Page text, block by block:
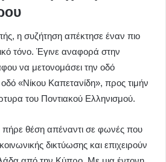
η συζήτηση απέκτησε έναν πιο
τόνο. Έγινε αναφορά στην
να μετονομάσει την οδό
«Νίκου Καπετανίδη», προς τιμήν
του Ποντιακού Ελληνισμού.
θέση απέναντι σε φωνές που
δικτύωσης και επιχειρούν